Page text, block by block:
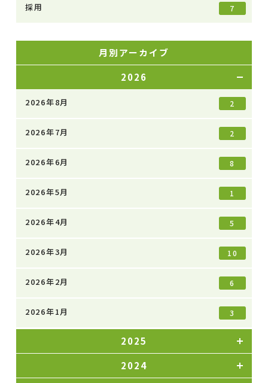
採用 7
月別アーカイブ
2026
2026年8月 2
2026年7月 2
2026年6月 8
2026年5月 1
2026年4月 5
2026年3月 10
2026年2月 6
2026年1月 3
2025
2024